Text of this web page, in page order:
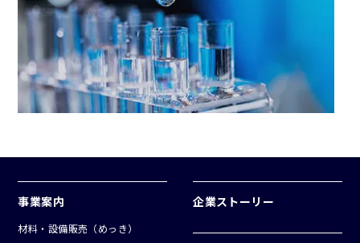
事業案内
材料・設備販売（めっき）
企業ストーリー